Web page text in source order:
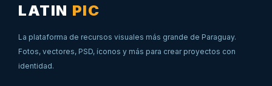
LATIN PIC
La plataforma de recursos visuales más grande de Paraguay.
Fotos, vectores, PSD, íconos y más para crear proyectos con
identidad.